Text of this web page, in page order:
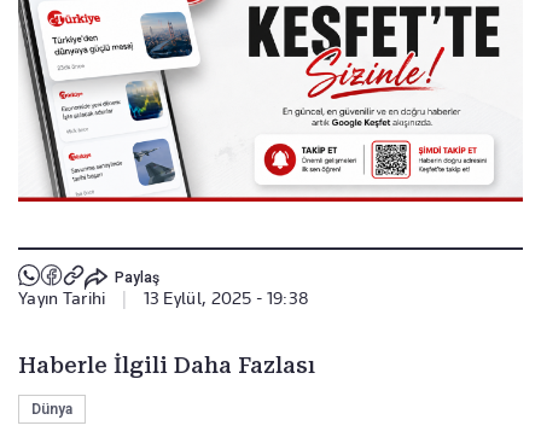
Paylaş
Yayın Tarihi 13 Eylül, 2025 - 19:38
Haberle İlgili Daha Fazlası
Dünya